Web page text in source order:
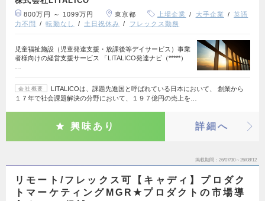
800万円 ～ 1099万円 東京都 上場企業 大手企業
英語
力不問
転勤なし 土日祝休み フレックス勤務
児童福祉施設（児童発達支援・放課後等デイサービス）事業
者様向けの経営支援サービス 「LITALICO発達ナビ（*****）
会社概要
LITALICOは、課題先進国と呼ばれている日本において、 創業から
１７年で社会課題解決の分野において、１９７億円の売上を…
興味あり 詳細へ
掲載期間 26/07/30～26/08/12
リモート/フレックス可【キャディ】プロダク
トマーケティングMGR★プロダクトの市場導